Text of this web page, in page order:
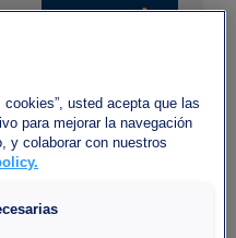
Quiero ir
Bercy
Terroirs de France, 75012
usted acepta que las
para mejorar la navegación
y colaborar con nuestros